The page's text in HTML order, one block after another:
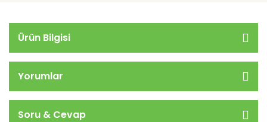
Ürün Bilgisi
Yorumlar
Soru & Cevap